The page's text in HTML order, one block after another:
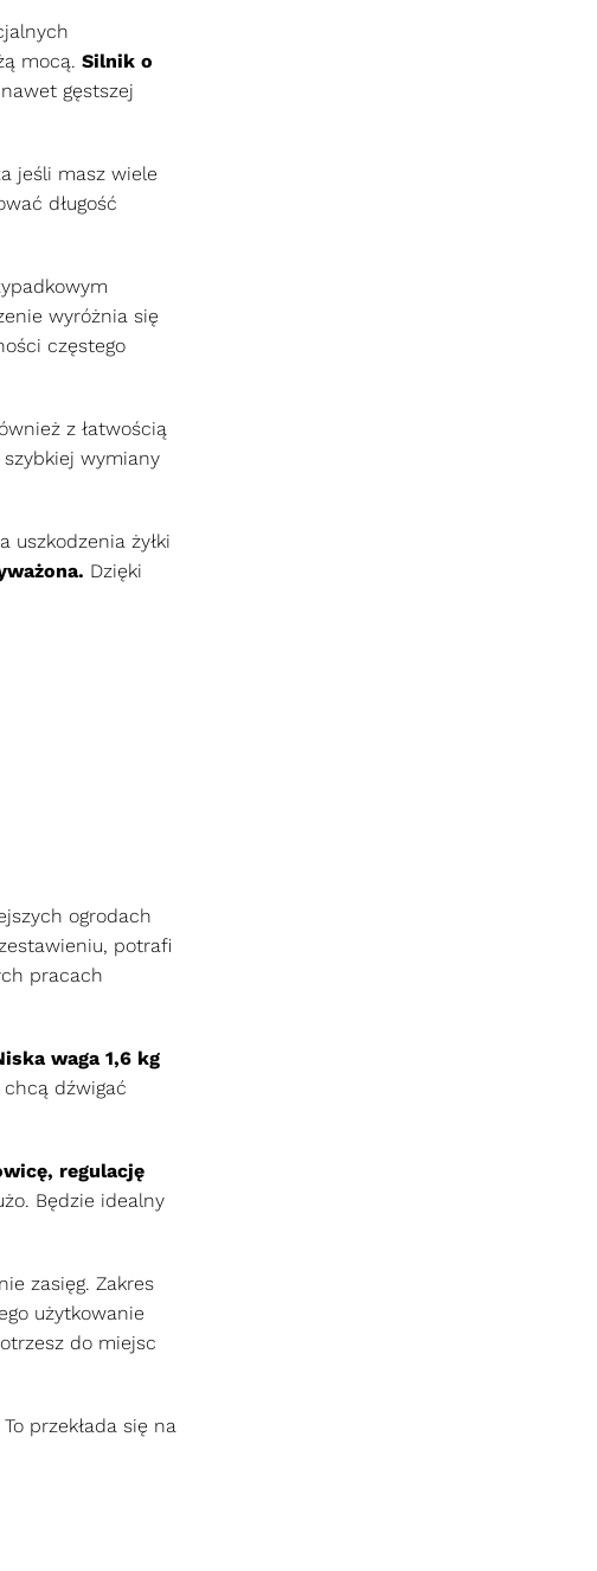
mocą. Silnik o
gęstszej
jeśli masz wiele
długość
wyróżnia się
częstego
z łatwością
wymiany
uszkodzenia żyłki
Dzięki
ogrodach
potrafi
pracach
waga 1,6 kg
dźwigać
regulację
Będzie idealny
zasięg. Zakres
użytkowanie
do miejsc
To przekłada się na